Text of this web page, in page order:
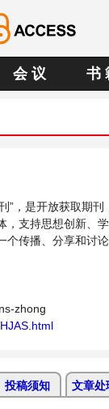
会 议 书
”，是开放获取期
，支持思想创新、
传播、分享和讨
zhong
投稿须知 文章处